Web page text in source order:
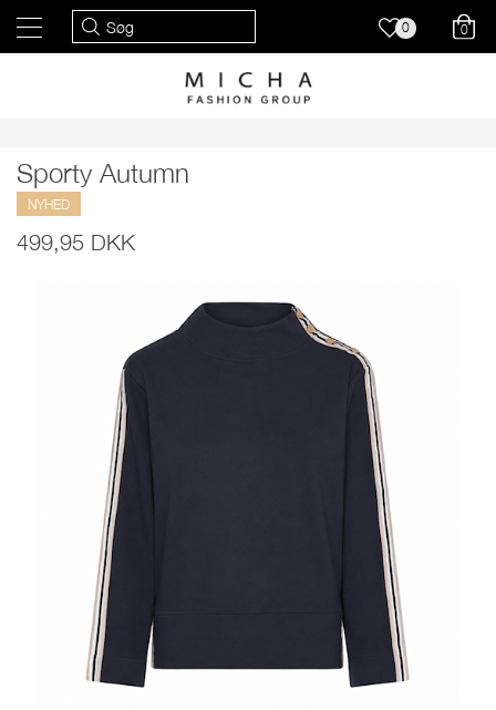
0 0
Sporty Autumn
NYHED
499,95 DKK